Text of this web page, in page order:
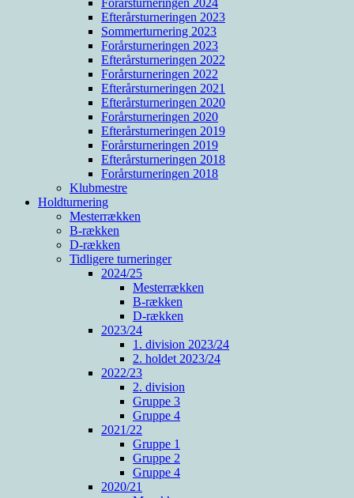
Forårsturneringen 2024
Efterårsturneringen 2023
Sommerturnering 2023
Forårsturneringen 2023
Efterårsturneringen 2022
Forårsturneringen 2022
Efterårsturneringen 2021
Efterårsturneringen 2020
Forårsturneringen 2020
Efterårsturneringen 2019
Forårsturneringen 2019
Efterårsturneringen 2018
Forårsturneringen 2018
Klubmestre
Holdturnering
Mesterrækken
B-rækken
D-rækken
Tidligere turneringer
2024/25
Mesterrækken
B-rækken
D-rækken
2023/24
1. division 2023/24
2. holdet 2023/24
2022/23
2. division
Gruppe 3
Gruppe 4
2021/22
Gruppe 1
Gruppe 2
Gruppe 4
2020/21